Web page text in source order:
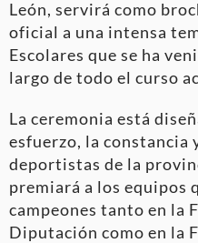
León, servirá como
oficial a una intensa
Escolares que se ha
largo de todo el curso
La ceremonia está
esfuerzo, la constancia
deportistas de la
premiará a los equipos
campeones tanto en la
Diputación como en la